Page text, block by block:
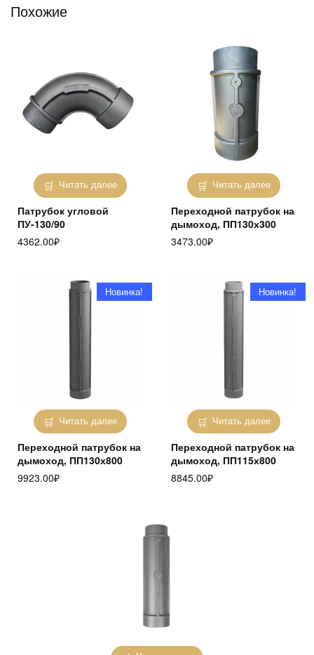
Похожие
Читать далее
Патрубок угловой
ПУ-130/90
4362.00₽
Читать далее
Переходной патрубок на
дымоход, ПП130х300
3473.00₽
Читать далее
Новинка!
Переходной патрубок на
дымоход, ПП130х800
9923.00₽
Читать далее
Новинка!
Переходной патрубок на
дымоход, ПП115х800
8845.00₽